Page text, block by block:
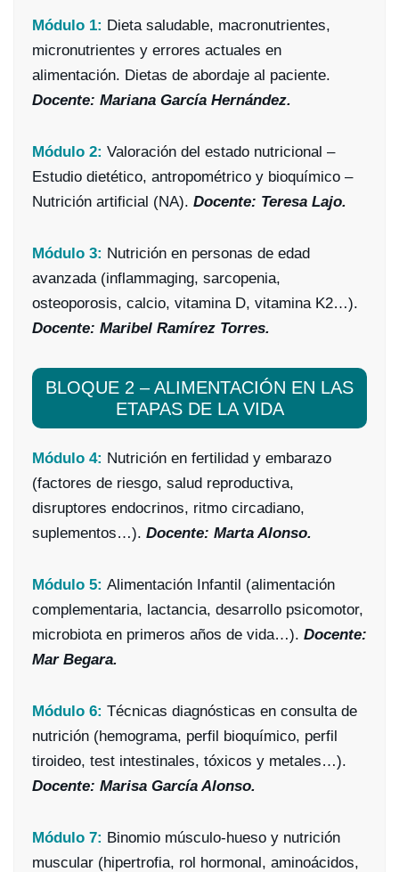
Módulo 1: Dieta saludable, macronutrientes,
micronutrientes y errores actuales en
alimentación. Dietas de abordaje al paciente.
Docente: Mariana García Hernández.
Módulo 2: Valoración del estado nutricional –
Estudio dietético, antropométrico y bioquímico –
Nutrición artificial (NA). Docente: Teresa Lajo.
Módulo 3: Nutrición en personas de edad
avanzada (inflammaging, sarcopenia,
osteoporosis, calcio, vitamina D, vitamina K2…).
Docente: Maribel Ramírez Torres.
BLOQUE 2 – ALIMENTACIÓN EN LAS
ETAPAS DE LA VIDA
Módulo 4: Nutrición en fertilidad y embarazo
(factores de riesgo, salud reproductiva,
disruptores endocrinos, ritmo circadiano,
suplementos…). Docente: Marta Alonso.
Módulo 5: Alimentación Infantil (alimentación
complementaria, lactancia, desarrollo psicomotor,
microbiota en primeros años de vida…). Docente:
Mar Begara.
Módulo 6: Técnicas diagnósticas en consulta de
nutrición (hemograma, perfil bioquímico, perfil
tiroideo, test intestinales, tóxicos y metales…).
Docente: Marisa García Alonso.
Módulo 7: Binomio músculo-hueso y nutrición
muscular (hipertrofia, rol hormonal, aminoácidos,